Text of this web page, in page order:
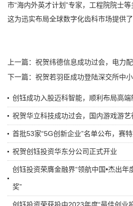
市“海内外英才计划”专家，工程院院士等
这为迅实布局全球数字化齿科市场提供了
上一篇： 祝贺纬德信息成功过会，电力
下一篇： 祝贺若羽臣成功登陆深交所中
创钰成功入股迈科智能，顺利布局高端
祝贺华立科技成功过会，国内游戏游
首批53家“5G创新企业”名单公布，赛特
祝贺创钰投资华东分公司正式开业
创钰投资荣膺金融界“领航中国•杰出年
奖”
创钰投资荣获投中2023年度“最佳创业